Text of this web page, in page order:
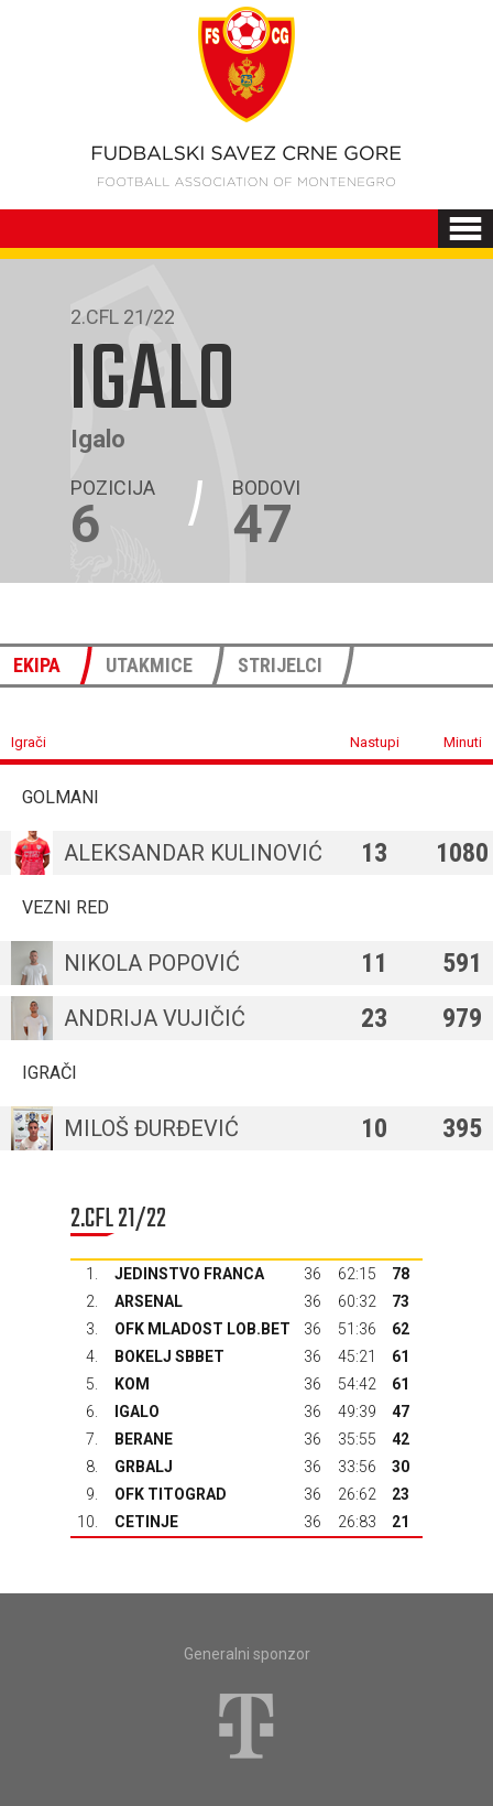
2.CFL 21/22
IGALO
Igalo
POZICIJA
6
BODOVI
47
EKIPA UTAKMICE STRIJELCI
Igrači Nastupi Minuti
GOLMANI
ALEKSANDAR KULINOVIĆ 13 1080
VEZNI RED
NIKOLA POPOVIĆ 11 591
ANDRIJA VUJIČIĆ 23 979
IGRAČI
MILOŠ ĐURĐEVIĆ 10 395
2.CFL 21/22
1. JEDINSTVO FRANCA 36 62:15
78
2.
ARSENAL 36 60:32
73
3.
OFK MLADOST LOB.BET 36 51:36
62
4.
BOKELJ SBBET 36 45:21
61
5.
KOM 36 54:42
61
6.
IGALO 36 49:39
47
7.
BERANE 36 35:55
42
8.
GRBALJ 36 33:56
30
9.
OFK TITOGRAD 36 26:62
23
10.
CETINJE 36 26:83 21
Generalni sponzor